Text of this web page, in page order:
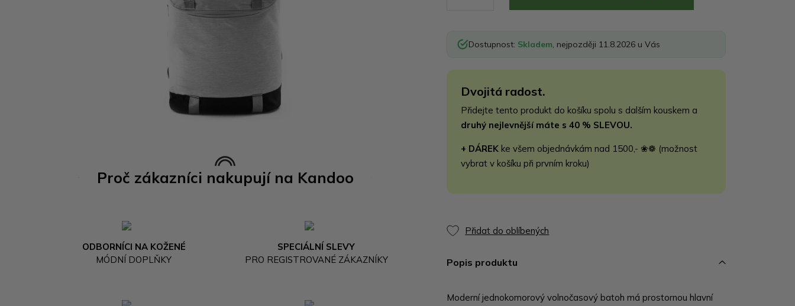
Proč zákazníci nakupují na Kandoo
ODBORNÍCI NA KOŽENÉ
MÓDNÍ DOPLŇKY
SPECIÁLNÍ SLEVY
PRO REGISTROVANÉ ZÁKAZNÍKY
Dostupnost: Skladem , nejpozději 11.8.2026 u Vás
Dvojitá radost.
Přidejte tento produkt do košíku spolu s dalším kouskem a
druhý nejlevnější máte s 40 % SLEVOU.
+ DÁREK ke všem objednávkám nad 1500,- ❀❁ (možnost
vybrat v košíku při prvním kroku)
Přidat do oblíbených
Popis produktu
Moderní jednokomorový volnočasový batoh má prostornou hlavní